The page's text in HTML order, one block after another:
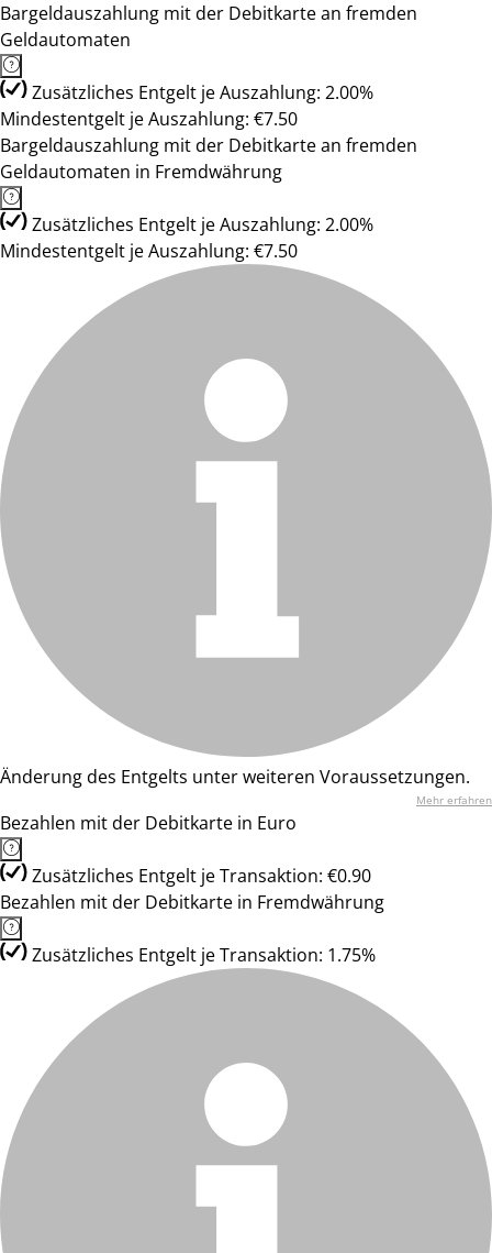
Bargeldauszahlung mit der Debitkarte an fremden
Geldautomaten
Zusätzliches Entgelt je Auszahlung: 2.00%
Mindestentgelt je Auszahlung: €7.50
Bargeldauszahlung mit der Debitkarte an fremden
Geldautomaten in Fremdwährung
Zusätzliches Entgelt je Auszahlung: 2.00%
Mindestentgelt je Auszahlung: €7.50
Änderung des Entgelts unter weiteren Voraussetzungen.
Mehr erfahren
Bezahlen mit der Debitkarte in Euro
Zusätzliches Entgelt je Transaktion: €0.90
Bezahlen mit der Debitkarte in Fremdwährung
Zusätzliches Entgelt je Transaktion: 1.75%